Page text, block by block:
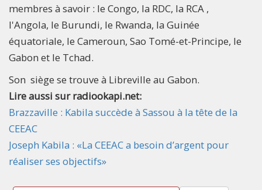
membres à savoir : le Congo, la RDC, la RCA ,
l'Angola, le Burundi, le Rwanda, la Guinée
équatoriale, le Cameroun, Sao Tomé-et-Principe, le
Gabon et le Tchad.
Son siège se trouve à Libreville au Gabon.
Lire aussi sur radiookapi.net:
Brazzaville : Kabila succède à Sassou à la tête de la
CEEAC
Joseph Kabila : «La CEEAC a besoin d’argent pour
réaliser ses objectifs»